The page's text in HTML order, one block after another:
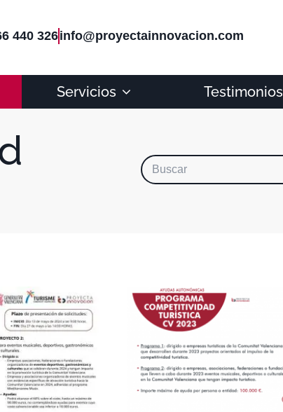
440 326info@proyectainnovacion.com
Servicios Testimonios